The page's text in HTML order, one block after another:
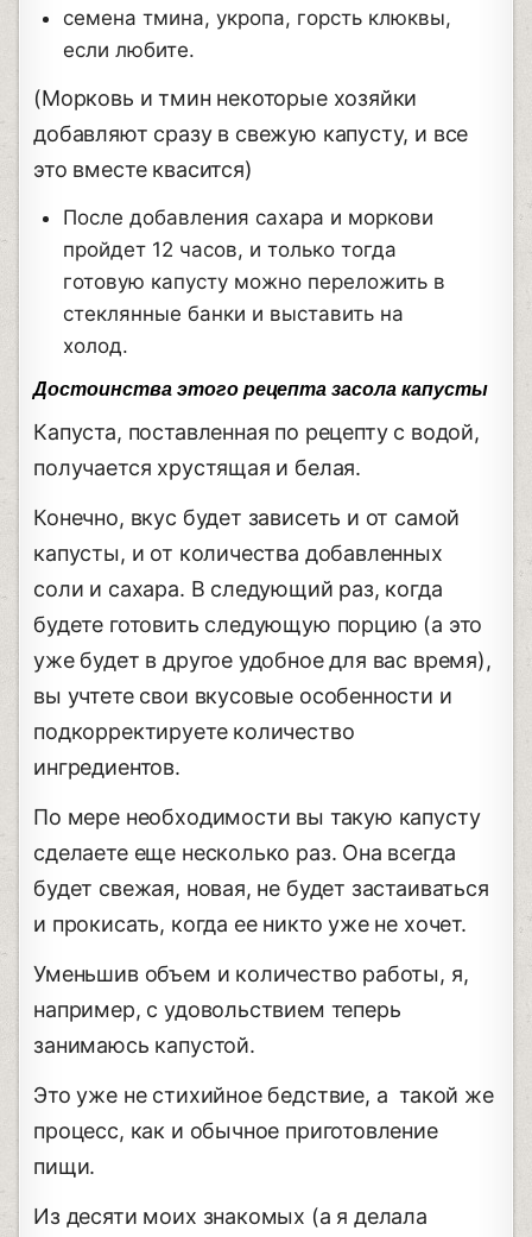
семена тмина, укропа, горсть клюквы,
если любите.
(Морковь и тмин некоторые хозяйки
добавляют сразу в свежую капусту, и все
это вместе квасится)
После добавления сахара и моркови
пройдет 12 часов, и только тогда
готовую капусту можно переложить в
стеклянные банки и выставить на
холод.
Достоинства этого рецепта засола капусты
Капуста, поставленная по рецепту с водой,
получается хрустящая и белая.
Конечно, вкус будет зависеть и от самой
капусты, и от количества добавленных
соли и сахара. В следующий раз, когда
будете готовить следующую порцию (а это
уже будет в другое удобное для вас время),
вы учтете свои вкусовые особенности и
подкорректируете количество
ингредиентов.
По мере необходимости вы такую капусту
сделаете еще несколько раз. Она всегда
будет свежая, новая, не будет застаиваться
и прокисать, когда ее никто уже не хочет.
Уменьшив объем и количество работы, я,
например, с удовольствием теперь
занимаюсь капустой.
Это уже не стихийное бедствие, а такой же
процесс, как и обычное приготовление
пищи.
Из десяти моих знакомых (а я делала